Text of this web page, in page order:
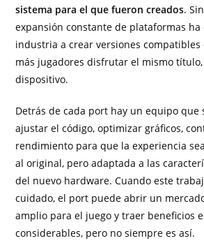
sistema para el que fueron creados.
expansión constante de plataformas ha
industria a crear versiones
más jugadores disfrutar el mismo
dispositivo.
Detrás de cada port hay un equipo que
ajustar el código, optimizar gráficos,
rendimiento para que la experiencia
al original, pero adaptada a las
del nuevo hardware. Cuando este
cuidado, el port puede abrir un
amplio para el juego y traer beneficios
considerables, pero no siempre es así.